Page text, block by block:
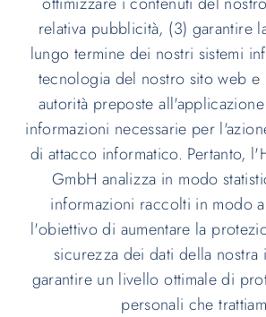
relativa pubblicità, (3) garantire
lungo termine dei nostri sistemi
tecnologia del nostro sito web
autorità preposte
informazioni necessarie per
di attacco informatico. Pertanto,
GmbH analizza in modo
informazioni raccolti in modo
l'obiettivo di aumentare la
sicurezza dei dati della nostra
garantire un livello ottimale di
personali che